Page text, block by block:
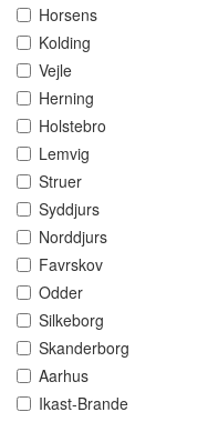
Horsens
Kolding
Vejle
Herning
Holstebro
Lemvig
Struer
Syddjurs
Norddjurs
Favrskov
Odder
Silkeborg
Skanderborg
Aarhus
Ikast-Brande